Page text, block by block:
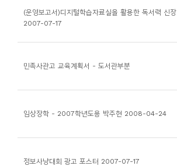
(운영보고서)디지털학습자료실을 활용한 독서력 신장
2007-07-17
민족사관고 교육계획서 - 도서관부분
임상장학 - 2007학년도용 박주현 2008-04-24
정보사냥대회 광고 포스터 2007-07-17